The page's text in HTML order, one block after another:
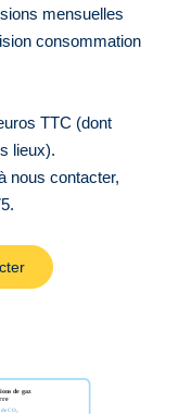
mensuelles
consommation
TTC (dont
lieux).
nous contacter,